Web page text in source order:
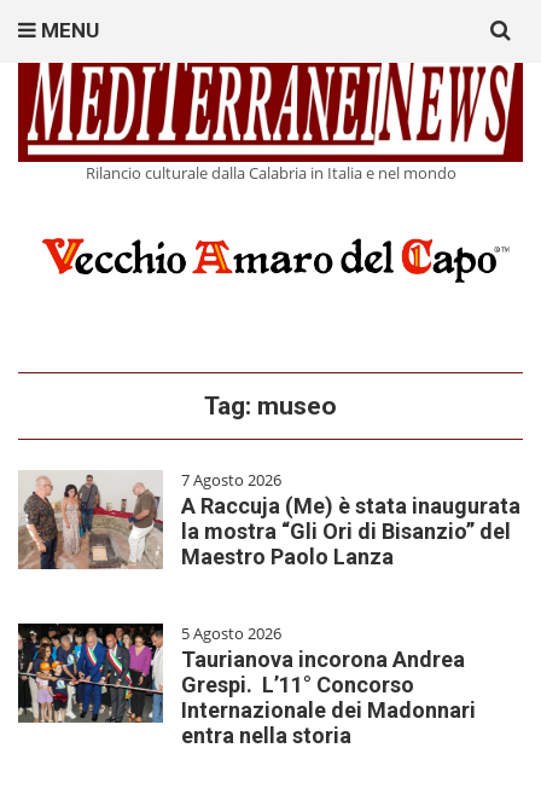
Rilancio culturale dalla Calabria in Italia e nel mondo
MENU
for:
Tag: museo
7 Agosto 2026
A Raccuja (Me) è stata inaugurata
la mostra “Gli Ori di Bisanzio” del
Maestro Paolo Lanza
5 Agosto 2026
Taurianova incorona Andrea
Grespi. L’11° Concorso
Internazionale dei Madonnari
entra nella storia